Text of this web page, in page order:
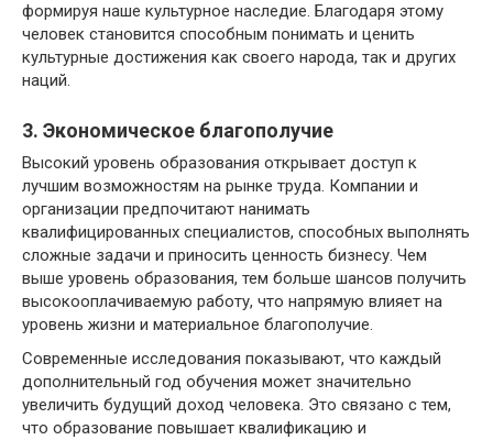
формируя наше культурное наследие. Благодаря этому
человек становится способным понимать и ценить
культурные достижения как своего народа, так и других
наций.
3. Экономическое благополучие
Высокий уровень образования открывает доступ к
лучшим возможностям на рынке труда. Компании и
организации предпочитают нанимать
квалифицированных специалистов, способных выполнять
сложные задачи и приносить ценность бизнесу. Чем
выше уровень образования, тем больше шансов получить
высокооплачиваемую работу, что напрямую влияет на
уровень жизни и материальное благополучие.
Современные исследования показывают, что каждый
дополнительный год обучения может значительно
увеличить будущий доход человека. Это связано с тем,
что образование повышает квалификацию и